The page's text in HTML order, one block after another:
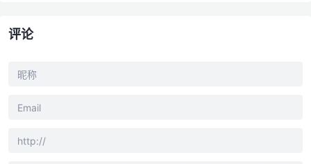
评论